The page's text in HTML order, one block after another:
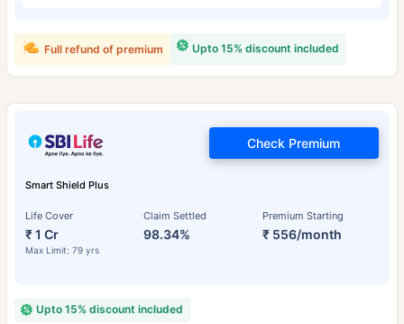
Upto 15% discount included
Full refund of premium
Smart Shield Plus
Life Cover
₹ 1 Cr
Max Limit: 79 yrs
Claim Settled
98.34%
Premium Starting
₹ 556/month
Check Premium
Upto 15% discount included